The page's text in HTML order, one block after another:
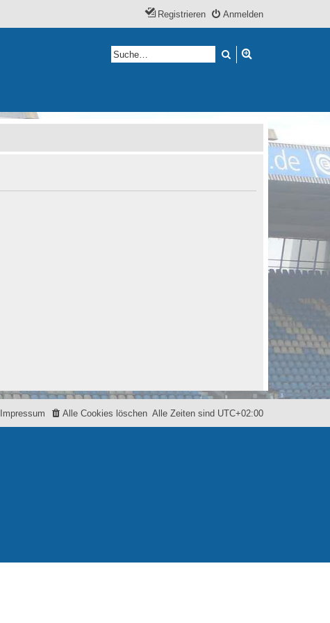
Anmelden
Registrieren
Suche
Alle Zeiten sind UTC+02:00
Alle Cookies löschen
Impressum